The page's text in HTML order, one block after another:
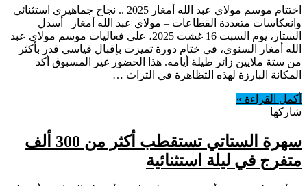
اختتام موسم مولاي عبد الله أمغار 2025 .. نجاح جماهيري استثنائي
وانعكاسات متعددة القطاعات – مولاي عبد الله أمغار أسدل
الستار، يوم السبت 16 غشت 2025، على فعاليات موسم مولاي عبد
الله أمغار السنوي، في ختام دورة تميزت بإقبال قياسي قدر بأكثر
من ستة ملايين زائر طيلة أيامه. هذا الحضور غير المسبوق أكد
المكانة البارزة لهذه التظاهرة في التراث …
أكمل القراءة »
شاركها
سهرة الستاتي تستقطب أكثر من 300 ألف
متفرج في ليلة استثنائية